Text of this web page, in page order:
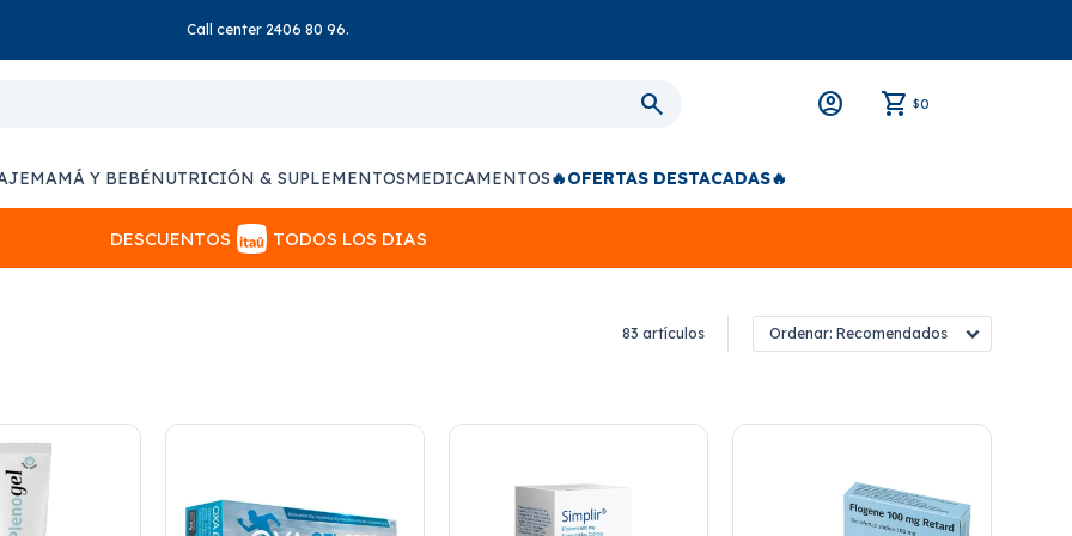
Call center 2406 80 96.
$0
MAMÁ Y BEBÉNUTRICIÓN & SUPLEMENTOSMEDICAMENTOS🔥OFERTAS DESTACADAS🔥
DESCUENTOS TODOS LOS DIAS
83 artículos Recomendados